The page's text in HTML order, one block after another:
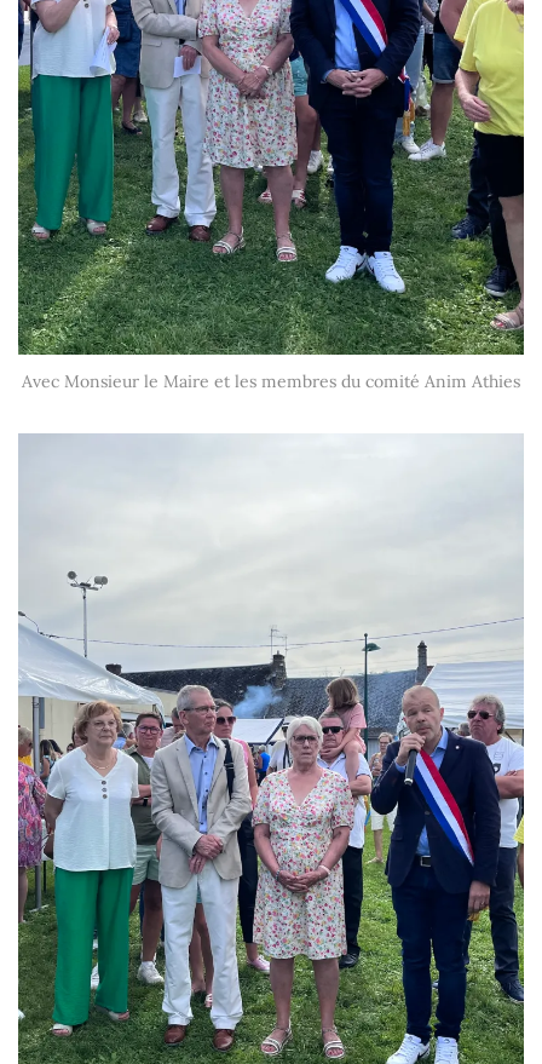
Avec Monsieur le Maire et les membres du comité Anim Athies